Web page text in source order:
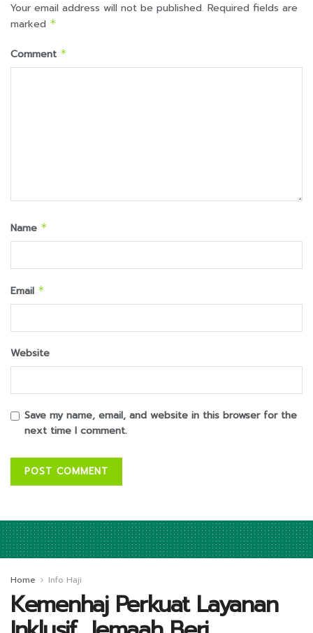
Your email address will not be published. Required fields are
marked *
Comment *
Name *
Email *
Website
Save my name, email, and website in this browser for the
next time I comment.
Home Info Haji
Kemenhaj Perkuat Layanan